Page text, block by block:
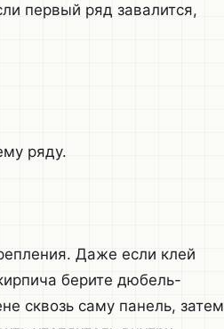
первый ряд завалится,
ряду.
Даже если клей
берите дюбель-
сквозь саму панель, затем